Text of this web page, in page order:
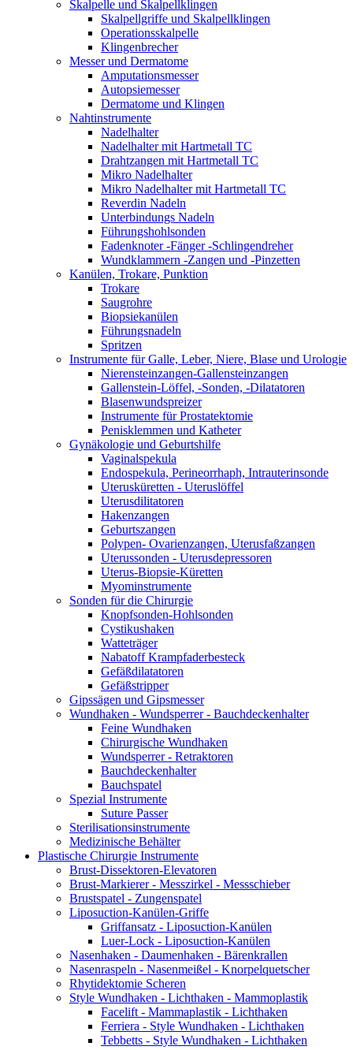
Skalpelle und Skalpellklingen
Skalpellgriffe und Skalpellklingen
Operationsskalpelle
Klingenbrecher
Messer und Dermatome
Amputationsmesser
Autopsiemesser
Dermatome und Klingen
Nahtinstrumente
Nadelhalter
Nadelhalter mit Hartmetall TC
Drahtzangen mit Hartmetall TC
Mikro Nadelhalter
Mikro Nadelhalter mit Hartmetall TC
Reverdin Nadeln
Unterbindungs Nadeln
Führungshohlsonden
Fadenknoter -Fänger -Schlingendreher
Wundklammern -Zangen und -Pinzetten
Kanülen, Trokare, Punktion
Trokare
Saugrohre
Biopsiekanülen
Führungsnadeln
Spritzen
Instrumente für Galle, Leber, Niere, Blase und Urologie
Nierensteinzangen-Gallensteinzangen
Gallenstein-Löffel, -Sonden, -Dilatatoren
Blasenwundspreizer
Instrumente für Prostatektomie
Penisklemmen und Katheter
Gynäkologie und Geburtshilfe
Vaginalspekula
Endospekula, Perineorrhaph, Intrauterinsonde
Uterusküretten - Uteruslöffel
Uterusdilitatoren
Hakenzangen
Geburtszangen
Polypen- Ovarienzangen, Uterusfaßzangen
Uterussonden - Uterusdepressoren
Uterus-Biopsie-Küretten
Myominstrumente
Sonden für die Chirurgie
Knopfsonden-Hohlsonden
Cystikushaken
Watteträger
Nabatoff Krampfaderbesteck
Gefäßdilatatoren
Gefäßstripper
Gipssägen und Gipsmesser
Wundhaken - Wundsperrer - Bauchdeckenhalter
Feine Wundhaken
Chirurgische Wundhaken
Wundsperrer - Retraktoren
Bauchdeckenhalter
Bauchspatel
Spezial Instrumente
Suture Passer
Sterilisationsinstrumente
Medizinische Behälter
Plastische Chirurgie Instrumente
Brust-Dissektoren-Elevatoren
Brust-Markierer - Messzirkel - Messschieber
Brustspatel - Zungenspatel
Liposuction-Kanülen-Griffe
Griffansatz - Liposuction-Kanülen
Luer-Lock - Liposuction-Kanülen
Nasenhaken - Daumenhaken - Bärenkrallen
Nasenraspeln - Nasenmeißel - Knorpelquetscher
Rhytidektomie Scheren
Style Wundhaken - Lichthaken - Mammoplastik
Facelift - Mammaplastik - Lichthaken
Ferriera - Style Wundhaken - Lichthaken
Tebbetts - Style Wundhaken - Lichthaken